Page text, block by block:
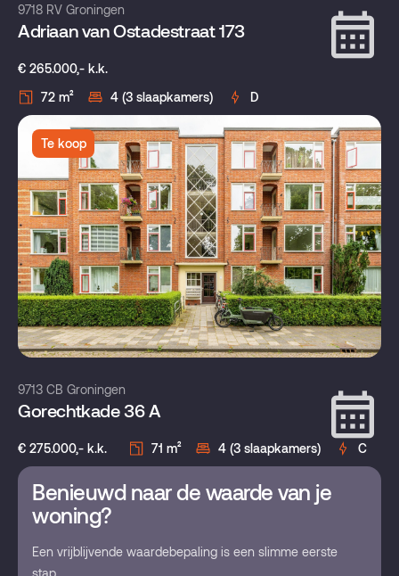
9718 RV Groningen
Adriaan van Ostadestraat 173
€ 265.000,- k.k.
72 m²
4 (3 slaapkamers) D
Te koop
9713 CB Groningen
Gorechtkade 36 A
€ 275.000,- k.k. 71 m² 4 (3 slaapkamers) C
Benieuwd naar de waarde van je
woning?
Een vrijblijvende waardebepaling is een slimme eerste